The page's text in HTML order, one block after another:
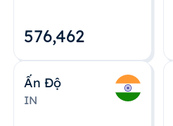
576,463
Ấn Độ
IN